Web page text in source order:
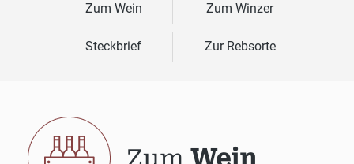
Zum Wein Zum Winzer
Steckbrief Zur Rebsorte